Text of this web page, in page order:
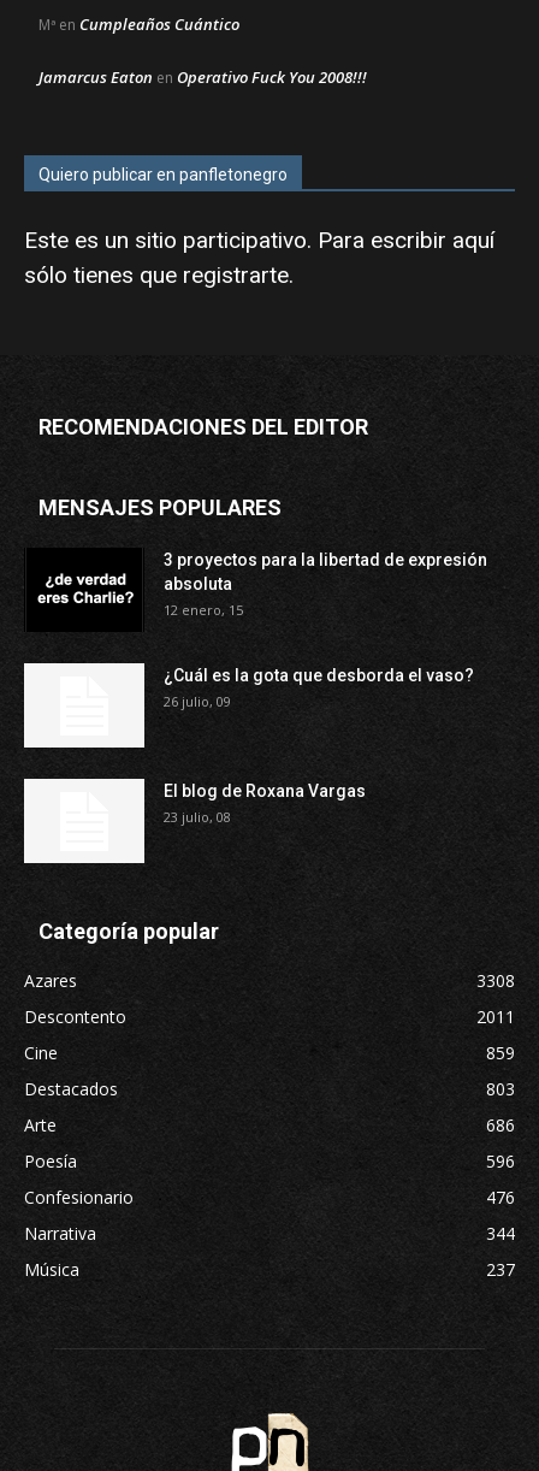
Mª en Cumpleaños Cuántico
Jamarcus Eaton en Operativo Fuck You 2008!!!
Quiero publicar en panfletonegro
Este es un sitio participativo. Para escribir aquí
sólo tienes que registrarte.
RECOMENDACIONES DEL EDITOR
MENSAJES POPULARES
3 proyectos para la libertad de expresión
absoluta
12 enero, 15
¿Cuál es la gota que desborda el vaso?
26 julio, 09
El blog de Roxana Vargas
23 julio, 08
Categoría popular
Azares
3308
Descontento
2011
Cine
859
Destacados
803
Arte
686
Poesía
596
Confesionario
476
Narrativa
344
Música
237